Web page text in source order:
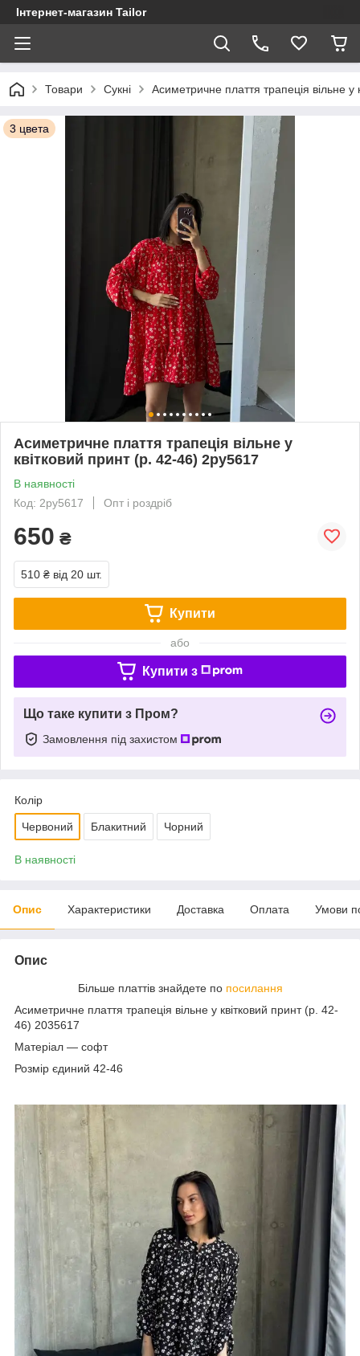
Інтернет-магазин Tailor
Товари Сукні Асиметричне плаття трапеція вільне
3 цвета
Асиметричне плаття трапеція вільне у
квітковий принт (р. 42-46) 2py5617
В наявності
Код: 2py5617
Опт і роздріб
650 ₴
510 ₴ від 20 шт.
Купити
або
Купити з
Що таке купити з Пром?
Замовлення під захистом
Колір
Червоний Блакитний Чорний
В наявності
Опис Характеристики Доставка Оплата Умови
Опис
Більше платтів знайдете по посилання
Асиметричне плаття трапеція вільне у квітковий принт (р. 42-
46) 2035617
Матеріал — софт
Розмір єдиний 42-46